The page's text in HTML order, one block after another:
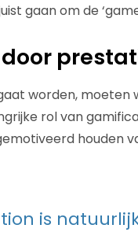
gaan om de
worden, moeten
rol van
houden
is